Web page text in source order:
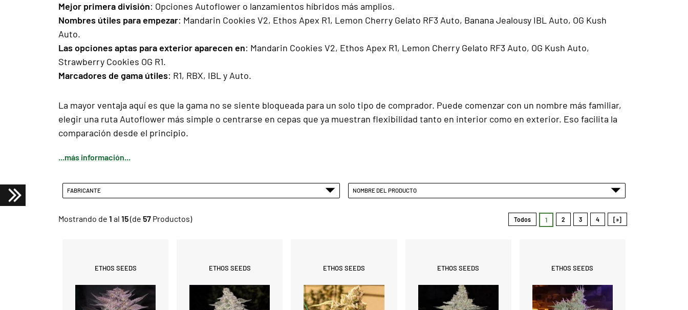
Mejor primera división: Opciones Autoflower o lanzamientos híbridos más amplios.
Nombres útiles para empezar: Mandarin Cookies V2, Ethos Apex R1, Lemon Cherry Gelato RF3 Auto, Banana Jealousy IBL Auto, OG Kush
Auto.
Las opciones aptas para exterior aparecen en: Mandarin Cookies V2, Ethos Apex R1, Lemon Cherry Gelato RF3 Auto, OG Kush Auto,
Strawberry Cookies OG R1.
Marcadores de gama útiles: R1, RBX, IBL y Auto.
La mayor ventaja aquí es que la gama no se siente bloqueada para un solo tipo de comprador. Puede comenzar con un nombre más familiar,
elegir una ruta Autoflower más simple o centrarse en cepas que ya muestran flexibilidad tanto en interior como en exterior. Eso facilita la
comparación desde el principio.
...más información...
FABRICANTE NOMBRE DEL PRODUCTO
Mostrando de 1 al 15(de 57 Productos) Todos 1 2 3 4 [»]
ETHOS SEEDS ETHOS SEEDS ETHOS SEEDS ETHOS SEEDS ETHOS SEEDS